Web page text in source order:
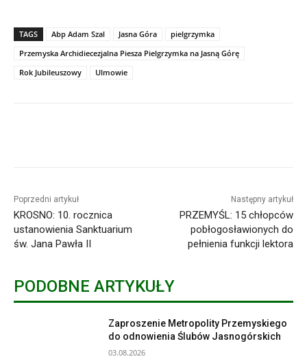
TAGS Abp Adam Szal Jasna Góra
pielgrzymka
Przemyska Archidiecezjalna Piesza Pielgrzymka na Jasną Górę
Rok Jubileuszowy
Ulmowie
Poprzedni artykuł
KROSNO: 10. rocznica
ustanowienia Sanktuarium
św. Jana Pawła II
Następny artykuł
PRZEMYŚL: 15 chłopców
pobłogosławionych do
pełnienia funkcji lektora
PODOBNE ARTYKUŁY
Zaproszenie Metropolity Przemyskiego
do odnowienia Ślubów Jasnogórskich
03.08.2026